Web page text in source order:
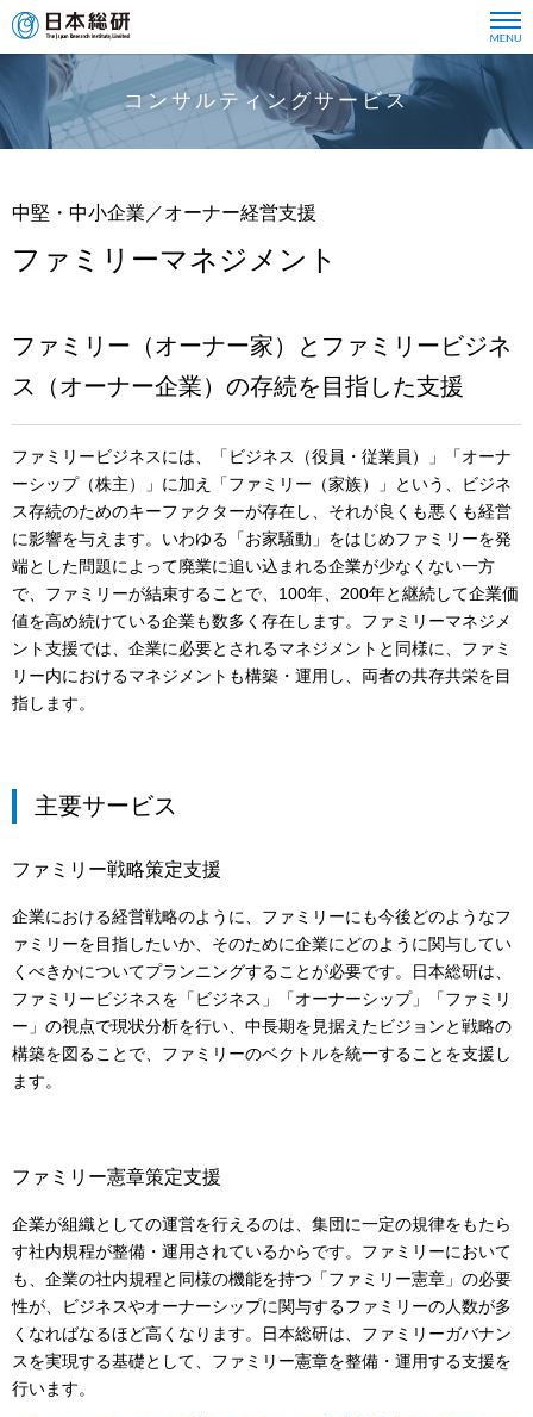
コンサルティングサービス
中堅・中小企業／オーナー経営支援
ファミリーマネジメント
ファミリー（オーナー家）とファミリービジネ
ス（オーナー企業）の存続を目指した支援
ファミリービジネスには、「ビジネス（役員・従業員）」「オーナ
ーシップ（株主）」に加え「ファミリー（家族）」という、ビジネ
ス存続のためのキーファクターが存在し、それが良くも悪くも経営
に影響を与えます。いわゆる「お家騒動」をはじめファミリーを発
端とした問題によって廃業に追い込まれる企業が少なくない一方
で、ファミリーが結束することで、100年、200年と継続して企業価
値を高め続けている企業も数多く存在します。ファミリーマネジメ
ント支援では、企業に必要とされるマネジメントと同様に、ファミ
リー内におけるマネジメントも構築・運用し、両者の共存共栄を目
指します。
主要サービス
ファミリー戦略策定支援
企業における経営戦略のように、ファミリーにも今後どのようなフ
ァミリーを目指したいか、そのために企業にどのように関与してい
くべきかについてプランニングすることが必要です。日本総研は、
ファミリービジネスを「ビジネス」「オーナーシップ」「ファミリ
ー」の視点で現状分析を行い、中長期を見据えたビジョンと戦略の
構築を図ることで、ファミリーのベクトルを統一することを支援し
ます。
ファミリー憲章策定支援
企業が組織としての運営を行えるのは、集団に一定の規律をもたら
す社内規程が整備・運用されているからです。ファミリーにおいて
も、企業の社内規程と同様の機能を持つ「ファミリー憲章」の必要
性が、ビジネスやオーナーシップに関与するファミリーの人数が多
くなればなるほど高くなります。日本総研は、ファミリーガバナン
スを実現する基礎として、ファミリー憲章を整備・運用する支援を
行います。